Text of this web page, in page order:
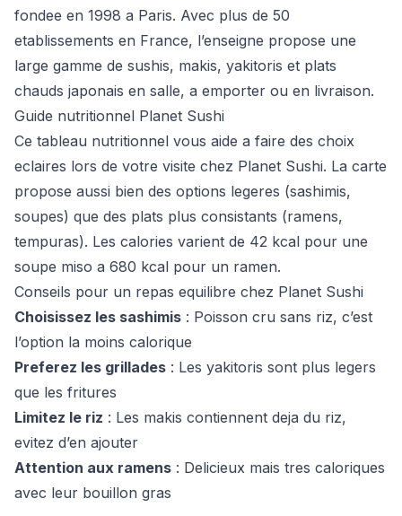
fondee en 1998 a Paris. Avec plus de 50
etablissements en France, l’enseigne propose une
large gamme de sushis, makis, yakitoris et plats
chauds japonais en salle, a emporter ou en livraison.
Guide nutritionnel Planet Sushi
Ce tableau nutritionnel vous aide a faire des choix
eclaires lors de votre visite chez Planet Sushi. La carte
propose aussi bien des options legeres (sashimis,
soupes) que des plats plus consistants (ramens,
tempuras). Les calories varient de 42 kcal pour une
soupe miso a 680 kcal pour un ramen.
Conseils pour un repas equilibre chez Planet Sushi
Choisissez les sashimis : Poisson cru sans riz, c’est
l’option la moins calorique
Preferez les grillades : Les yakitoris sont plus legers
que les fritures
Limitez le riz : Les makis contiennent deja du riz,
evitez d’en ajouter
Attention aux ramens : Delicieux mais tres caloriques
avec leur bouillon gras